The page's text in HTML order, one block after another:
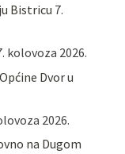
Bistricu 7.
kolovoza 2026.
Dvor u
2026.
na Dugom